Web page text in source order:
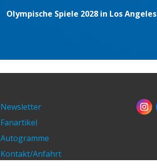
Olympische Spiele 2028 in Los Angeles
Newsletter
Fanartikel
Autogramme
Kontakt/Anfahrt